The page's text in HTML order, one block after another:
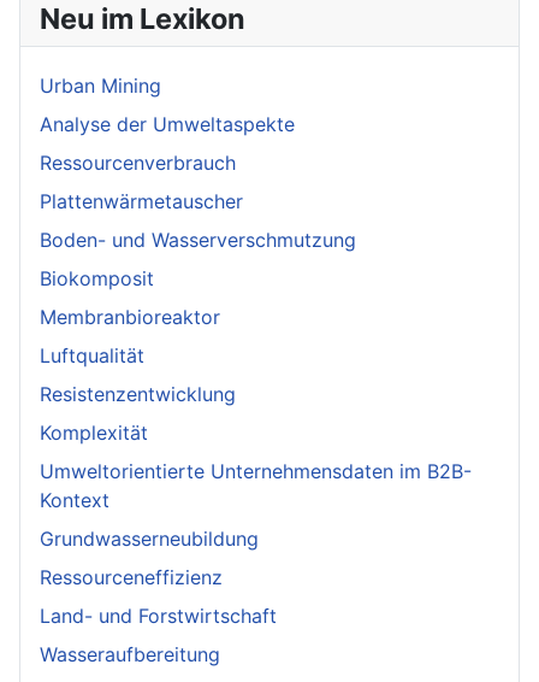
Neu im Lexikon
Urban Mining
Analyse der Umweltaspekte
Ressourcenverbrauch
Plattenwärmetauscher
Boden- und Wasserverschmutzung
Biokomposit
Membranbioreaktor
Luftqualität
Resistenzentwicklung
Komplexität
Umweltorientierte Unternehmensdaten im B2B-
Kontext
Grundwasserneubildung
Ressourceneffizienz
Land- und Forstwirtschaft
Wasseraufbereitung